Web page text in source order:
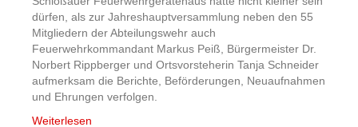
dürfen, als zur Jahreshauptversammlung neben den 55
Mitgliedern der Abteilungswehr auch
Feuerwehrkommandant Markus Peiß, Bürgermeister Dr.
Norbert Rippberger und Ortsvorsteherin Tanja Schneider
aufmerksam die Berichte, Beförderungen, Neuaufnahmen
und Ehrungen verfolgen.
Weiterlesen